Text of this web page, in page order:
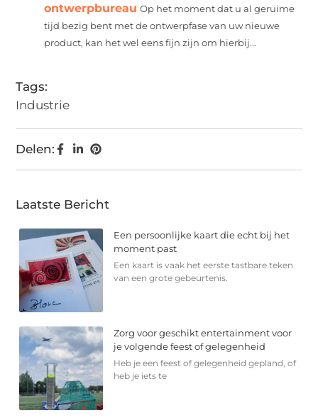
ontwerpbureau Op het moment dat u al geruime
tijd bezig bent met de ontwerpfase van uw nieuwe
product, kan het wel eens fijn zijn om hierbij...
Tags:
Industrie
Delen:
Laatste Bericht
Een persoonlijke kaart die echt bij het
moment past
Een kaart is vaak het eerste tastbare teken
van een grote gebeurtenis.
Zorg voor geschikt entertainment voor
je volgende feest of gelegenheid
Heb je een feest of gelegenheid gepland, of
heb je iets te